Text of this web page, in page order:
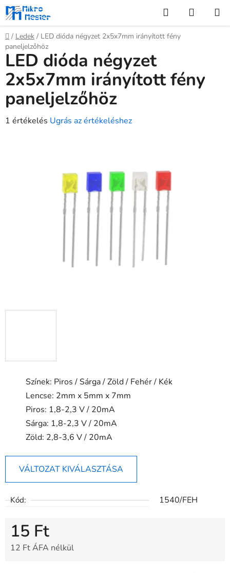
Ugrás
fő
tartalomhoz
KeresésKOSÁR
Kezdőlap
/ Ledek / LED dióda négyzet 2x5x7mm irányított fény
paneljelzőhöz
Színek: Piros / Sárga / Zöld / Fehér / Kék
Lencse: 2mm x 5mm x 7mm
Piros: 1,8-2,3 V / 20mA
Sárga: 1,8-2,3 V / 20mA
Zöld: 2,8-3,6 V / 20mA
VÁLTOZAT KIVÁLASZTÁSA
Kód: 1540/FEH
15 Ft
12 Ft ÁFA nélkül
LED dióda négyzet
2x5x7mm irányított fény
paneljelzőhöz
A
1 értékelés Ugrás az értékeléshez